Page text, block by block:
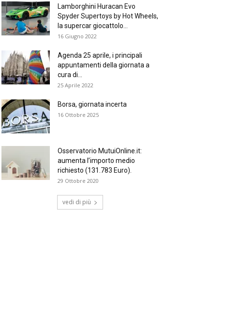
Lamborghini Huracan Evo
Spyder Supertoys by Hot Wheels,
la supercar giocattolo...
16 Giugno 2022
Agenda 25 aprile, i principali
appuntamenti della giornata a
cura di...
25 Aprile 2022
Borsa, giornata incerta
16 Ottobre 2025
Osservatorio MutuiOnline.it:
aumenta l’importo medio
richiesto (131.783 Euro).
29 Ottobre 2020
vedi di più